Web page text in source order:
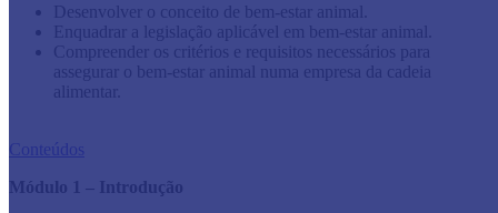
Desenvolver o conceito de bem-estar animal.
Enquadrar a legislação aplicável em bem-estar animal.
Compreender os critérios e requisitos necessários para
assegurar o bem-estar animal numa empresa da cadeia
alimentar.
Conteúdos
Módulo 1 – Introdução